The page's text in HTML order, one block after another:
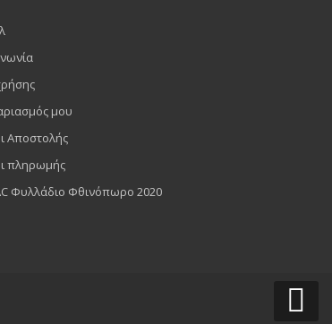
μου
Αποστολής
πληρωμής
Φυλλάδιο Φθινόπωρο 2020